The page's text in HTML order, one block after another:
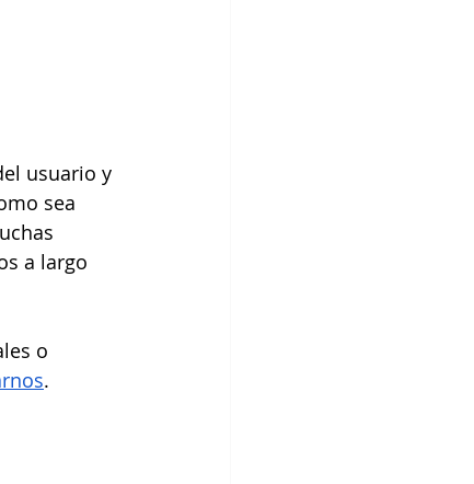
usuario y
sea
a largo
o
.